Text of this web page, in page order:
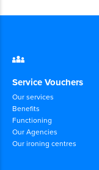
Service Vouchers
Our services
Benefits
Functioning
Our Agencies
Our ironing centres